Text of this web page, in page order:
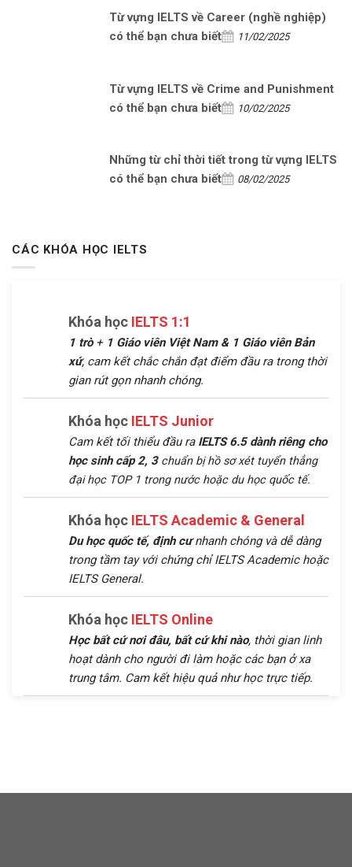
Từ vựng IELTS về Career (nghề nghiệp)
có thể bạn chưa biết
11/02/2025
Từ vựng IELTS về Crime and Punishment
có thể bạn chưa biết
10/02/2025
Những từ chỉ thời tiết trong từ vựng IELTS
có thể bạn chưa biết
08/02/2025
CÁC KHÓA HỌC IELTS
Khóa học IELTS 1:1
1 trò+ 1 Giáo viên Việt Nam & 1 Giáo viên Bản
xứ, cam kết chắc chắn đạt điểm đầu ra trong thời
gian rút gọn nhanh chóng.
Khóa học IELTS Junior
Cam kết tối thiểu đầu raIELTS 6.5 dành riêng cho
học sinh cấp 2, 3 chuẩn bị hồ sơ xét tuyển thẳng
đại học TOP 1 trong nước hoặc du học quốc tế.
Khóa học IELTS Academic & General
Du học quốc tế, định cưnhanh chóng và dễ dàng
trong tầm tay với chứng chỉ IELTS Academic hoặc
IELTS General.
Khóa học IELTS Online
Học bất cứ nơi đâu, bất cứ khi nào, thời gian linh
hoạt dành cho người đi làm hoặc các bạn ở xa
trung tâm. Cam kết hiệu quả như học trực tiếp.